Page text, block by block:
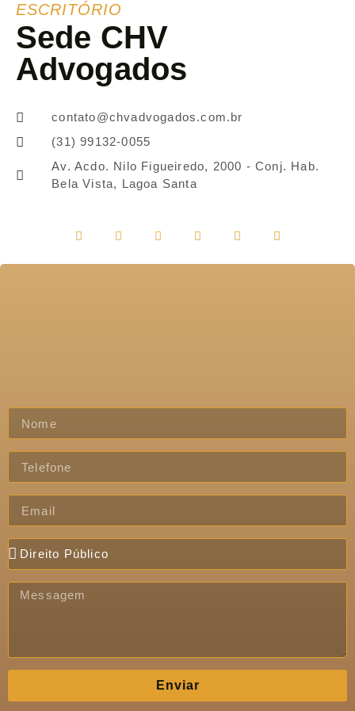
ESCRITÓRIO
Sede CHV
Advogados
contato@chvadvogados.com.br
(31) 99132-0055
Av. Acdo. Nilo Figueiredo, 2000 - Conj. Hab.
Bela Vista, Lagoa Santa
Enviar